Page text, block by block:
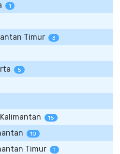
1
Timur 3
5
15
10
Timur 1